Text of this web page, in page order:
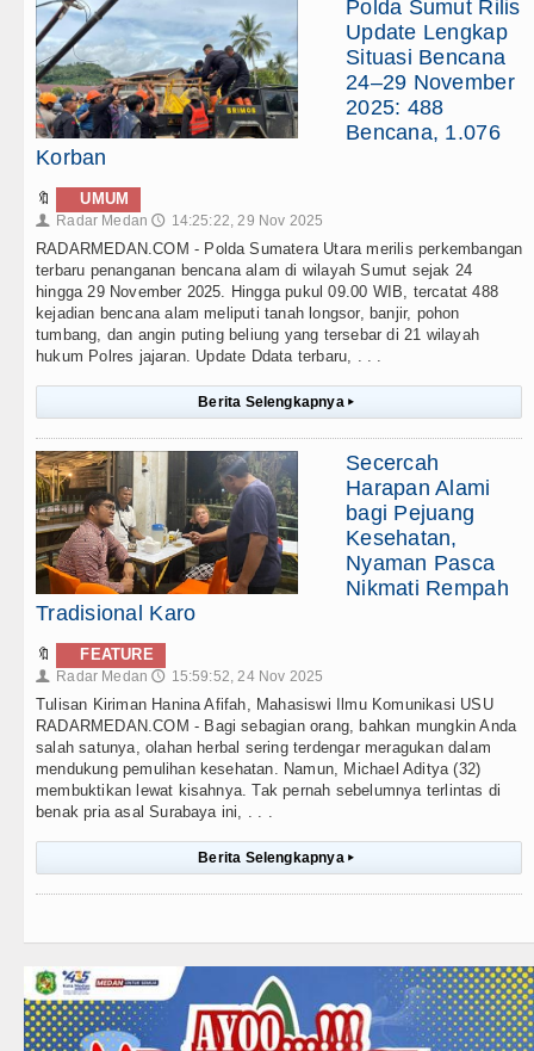
Polda Sumut Rilis
Update Lengkap
Situasi Bencana
24–29 November
2025: 488
Bencana, 1.076
Korban
🔖 UMUM
👤 Radar Medan 🕔 14:25:22, 29 Nov 2025
RADARMEDAN.COM - Polda Sumatera Utara merilis perkembangan
terbaru penanganan bencana alam di wilayah Sumut sejak 24
hingga 29 November 2025. Hingga pukul 09.00 WIB, tercatat 488
kejadian bencana alam meliputi tanah longsor, banjir, pohon
tumbang, dan angin puting beliung yang tersebar di 21 wilayah
hukum Polres jajaran. Update Ddata terbaru, . . .
Berita Selengkapnya ▸
Secercah
Harapan Alami
bagi Pejuang
Kesehatan,
Nyaman Pasca
Nikmati Rempah
Tradisional Karo
🔖 FEATURE
👤 Radar Medan 🕔 15:59:52, 24 Nov 2025
Tulisan Kiriman Hanina Afifah, Mahasiswi Ilmu Komunikasi USU
RADARMEDAN.COM - Bagi sebagian orang, bahkan mungkin Anda
salah satunya, olahan herbal sering terdengar meragukan dalam
mendukung pemulihan kesehatan. Namun, Michael Aditya (32)
membuktikan lewat kisahnya. Tak pernah sebelumnya terlintas di
benak pria asal Surabaya ini, . . .
Berita Selengkapnya ▸